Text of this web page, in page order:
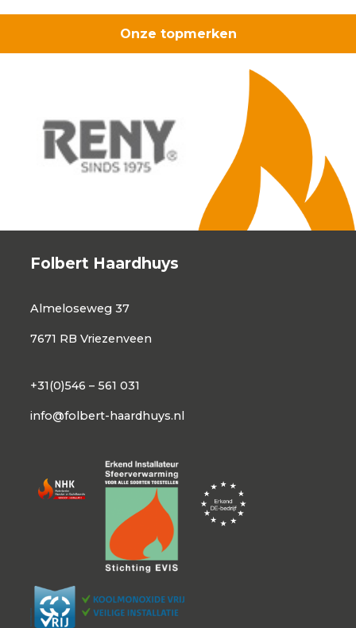
Onze topmerken
Folbert Haardhuys
Almeloseweg 37
7671 RB Vriezenveen
+31(0)546 – 561 031
info@folbert-haardhuys.nl